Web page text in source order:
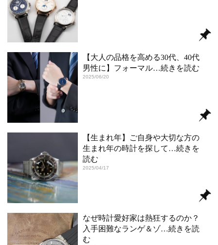
【大人の品格を高める30代、40代
男性に】フォーマル…続きを読む
2025/06/20
【生まれ年】ご自身や大切な方の
生まれ年の時計を探して …続きを
読む
2025/04/17
なぜ時計愛好家は熱狂するのか？
入手困難なランゲ＆ゾ…続きを読
む